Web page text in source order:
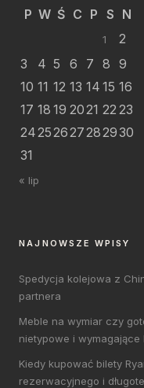
P W Ś C P S N
1
2
3
4 5 6 7 8 9
10 11 12 13 14 15 16
17 18 19 2021 22 23
24252627282930
31
« lip
NAJNOWSZE WPISY
Spedycja kolejowa z
partnera
Meble na wymiar czy
nietypowe i wymagające
Kiedy kupować bilety
rezerwacyjnego i